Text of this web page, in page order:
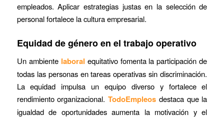
empleados. Aplicar estrategias justas en la selección de
personal fortalece la cultura empresarial.
Equidad de género en el trabajo operativo
Un ambiente laboral equitativo fomenta la participación de
todas las personas en tareas operativas sin discriminación.
La equidad impulsa un equipo diverso y fortalece el
rendimiento organizacional.TodoEmpleos destaca que la
igualdad de oportunidades aumenta la motivación y el